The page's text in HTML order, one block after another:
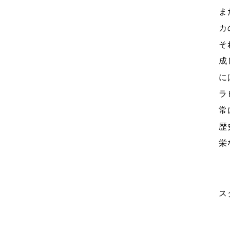
カ
そ
成
に
ラ
常
歴
栄